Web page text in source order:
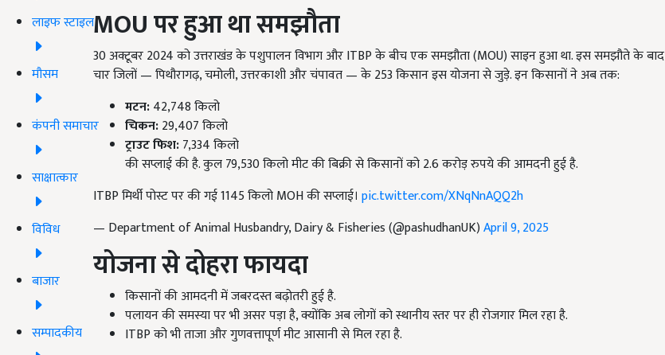
लाइफ स्टाइल
मौसम
कंपनी समाचार
साक्षात्कार
विविध
बाजार
सम्पादकीय
MOUपर हुआ था समझौता
30 अक्टूबर 2024 को उत्तराखंड के पशुपालन विभाग और ITBP के बीच एक समझौता (MOU) साइन हुआ था. इस समझौते के बाद
चार जिलों — पिथौरागढ़, चमोली, उत्तरकाशी और चंपावत — के 253 किसान इस योजना से जुड़े. इन किसानों ने अब तक:
मटन:42,748 किलो
चिकन:29,407 किलो
ट्राउट फिश:7,334 किलो
की सप्लाई की है. कुल 79,530 किलो मीट की बिक्री से किसानों को 2.6 करोड़ रुपये की आमदनी हुई है.
ITBP मिर्थी पोस्ट पर की गई 1145 किलो MOH की सप्लाई। pic.twitter.com/XNqNnAQQ2h
— Department of Animal Husbandry, Dairy & Fisheries (@pashudhanUK)April 9, 2025
योजना से दोहरा फायदा
किसानों की आमदनी में जबरदस्त बढ़ोतरी हुई है.
पलायन की समस्या पर भी असर पड़ा है, क्योंकि अब लोगों को स्थानीय स्तर पर ही रोजगार मिल रहा है.
ITBP को भी ताजा और गुणवत्तापूर्ण मीट आसानी से मिल रहा है.